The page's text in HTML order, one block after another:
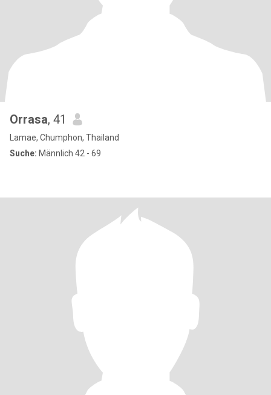
Orrasa, 41
Lamae, Chumphon, Thailand
Suche: Männlich 42 - 69